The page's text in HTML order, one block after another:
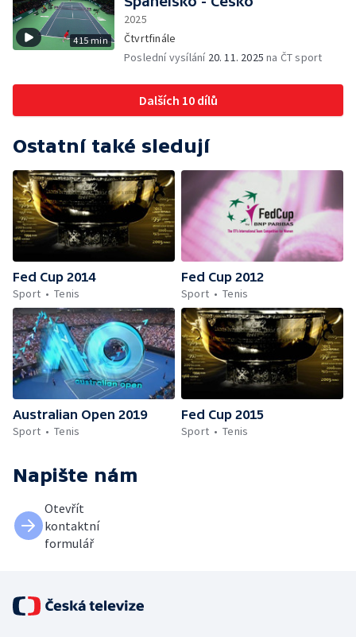
415 min
2025
Čtvrtfinále
Poslední vysílání 20. 11. 2025 na ČT sport
Dalších 10 dílů
Ostatní také sledují
Fed Cup 2014
Sport
Tenis
Fed Cup 2012
Sport
Tenis
Australian Open 2019
Sport
Tenis
Fed Cup 2015
Sport
Tenis
Napište nám
Otevřít
kontaktní
formulář